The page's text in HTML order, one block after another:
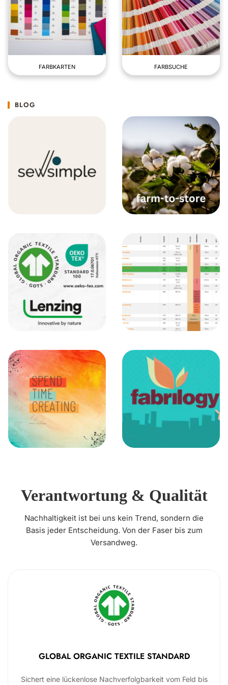
FARBKARTEN FARBSUCHE
BLOG
Verantwortung & Qualität
Nachhaltigkeit ist bei uns kein Trend, sondern die
Basis jeder Entscheidung. Von der Faser bis zum
Versandweg.
GLOBAL ORGANIC TEXTILE STANDARD
Sichert eine lückenlose Nachverfolgbarkeit vom Feld bis